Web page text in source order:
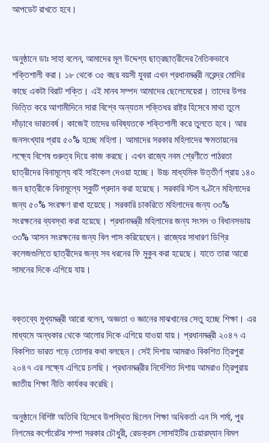
আপডেট রাখতে হবে।
অনুষ্ঠানে ডাঃ সাহা বলেন, আমাদের মূল উদ্দেশ্য ছাত্রছাত্রীদের নৈতিকভাবে
শক্তিশালী করা। ১৮ থেকে ৩৫ বছর বয়সী যুবরা এখন প্রধানমন্ত্রী নরেন্দ্র মোদির
কাছে একটা বিরাট শক্তি। এই মানব সম্পদ আমাদের ছেলেমেয়েরা। তাদের উপর
ভিত্তি করে আগামীদিনে সারা বিশ্বে অন্যতম শক্তিধর রাষ্ট্র হিসেবে মাথা তুলে
দাঁড়াবে ভারতবর্ষ। কাজেই তাদের ভবিষ্যতকে শক্তিশালী করে তুলতে হবে। আর
জনসংখ্যার প্রায় ৫০% হচ্ছে মহিলা। আমাদের সরকার মহিলাদের ক্ষমতায়নের
লক্ষ্যে বিশেষ গুরুত্ব দিয়ে কাজ করছে। এখন রাজ্যে নবম শ্রেণীতে পাঠরতা
ছাত্রীদের বিনামূল্যে বাই সাইকেল দেওয়া হচ্ছে। উচ্চ মাধ্যমিক উত্তীর্ণ প্রায় ১৪০
জন ছাত্রীকে বিনামূল্যে স্কুটি প্রদান করা হয়েছে। সরকারি স্টল বণ্টনে মহিলাদের
জন্য ৫০% সংরক্ষণ রাখা হয়েছে। সরকারি চাকরিতে মহিলাদের জন্য ৩৩%
সংরক্ষনের ব্যবস্থা করা হয়েছে। প্রধানমন্ত্রী মহিলাদের জন্য সংসদ ও বিধানসভায়
৩৩% আসন সংরক্ষনের জন্য বিল পাস করিয়েছেন। রাজ্যের সাধারণ ডিগ্রি
কলেজগুলিতে ছাত্রীদের জন্য সব ধরনের ফি মুকুব করা হয়েছে। যাতে তারা আরো
সামনের দিকে এগিয়ে যায়।
বক্তব্যে মুখ্যমন্ত্রী আরো বলেন, অজ্ঞতা ও জ্ঞানের মাঝখানের সেতু হচ্ছে শিক্ষা। এর
মাধ্যমে অন্ধকার থেকে আলোর দিকে এগিয়ে যাওয়া যায়। প্রধানমন্ত্রী ২০৪৭ এ
বিকশিত ভারত গড়ে তোলার কথা বলছেন। সেই দিশায় আমরাও বিকশিত ত্রিপুরা
২০৪৭ এর লক্ষ্যে এগিয়ে চলছি। প্রধানমন্ত্রীর নির্দেশিত দিশায় আমরাও ত্রিপুরায়
জাতীয় শিক্ষা নীতি কার্যকর করেছি।
অনুষ্ঠানে বিশিষ্ট অতিথি হিসেবে উপস্থিত ছিলেন শিক্ষা অধিকর্তা এন সি শর্মা, পুর
নিগমের কর্পোরেটর শম্পা সরকার চৌধুরী, রেডক্রস সোসাইটির চেয়ারম্যান বিমল